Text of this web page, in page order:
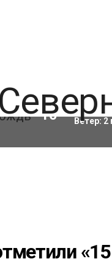
10°C
Ветер: 2